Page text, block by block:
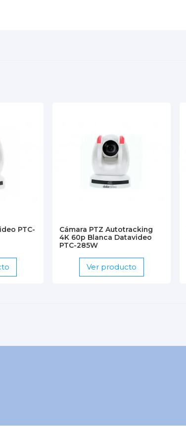
PTC-
Cámara PTZ Autotracking
4K 60p Blanca Datavideo
PTC-285W
Ver producto